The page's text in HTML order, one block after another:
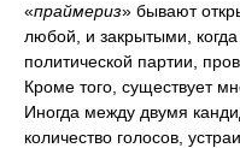
«праймериз» бывают
любой, и закрытыми,
политической партии,
Кроме того, существует
Иногда между двумя
количество голосов,